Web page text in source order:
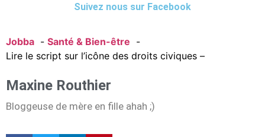
Suivez nous sur Facebook
Jobba
Santé & Bien-être
Lire le script sur l’icône des droits civiques –
Maxine Routhier
Bloggeuse de mère en fille ahah ;)